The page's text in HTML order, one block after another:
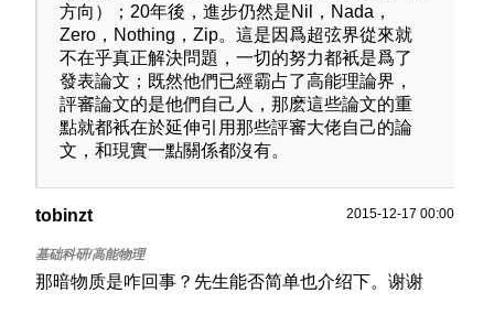
方向）；20年後，進步仍然是Nil，Nada，
Zero，Nothing，Zip。這是因爲超弦界從來就
不在乎真正解決問題，一切的努力都衹是爲了
發表論文；既然他們已經霸占了高能理論界，
評審論文的是他們自己人，那麽這些論文的重
點就都衹在於延伸引用那些評審大佬自己的論
文，和現實一點關係都沒有。
tobinzt 2015-12-17 00:00
那暗物质是咋回事？先生能否简单也介绍下。谢谢